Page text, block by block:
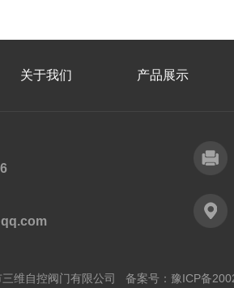
关于我们 产品展示
维自控阀门有限公司 备案号： 豫ICP备